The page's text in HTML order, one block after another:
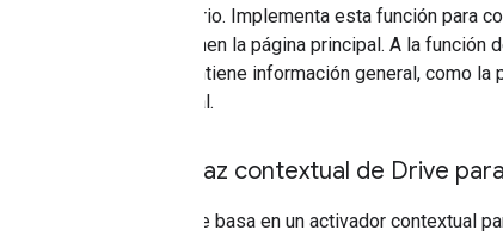
necesario. Implementa esta función para
componen la página principal. A la
que contiene información general, como
principal.
Interfaz contextual de Drive
Drive se basa en un activador contextual